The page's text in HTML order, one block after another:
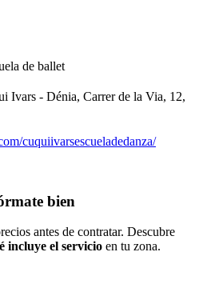
de ballet
Ivars - Dénia, Carrer de la Via, 12,
cuquiivarsescueladedanza/
bien
antes de contratar. Descubre
incluye el servicio en tu zona.